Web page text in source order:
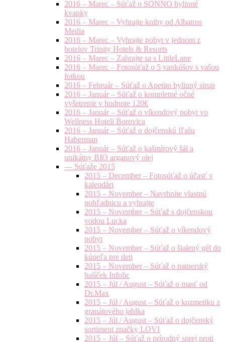
2016 – Marec – Súťaž o SONNO bylinné
kvapky
2016 – Marec – Vyhrajte knihy od Albatros
Media
2016 – Marec – Vyhrajte pobyt v jednom z
hotelov Trinity Hotels & Resorts
2016 – Marec – Zahrajte sa s LittleLane
2016 – Marec – Fotosúťaž o 5 vankúšov s vašou
fotkou
2016 – Február – Súťaž o Apetito bylinný sirup
2016 – Január – Súťaž o kompletné očné
vyšetrenie v hodnote 120€
2016 – Január – Súťaž o víkendový pobyt vo
Wellness Hoteli Borovica
2016 – Január – Súťaž o dojčenskú fľašu
Haberman
2016 – Január – Súťaž o kašmírový šál a
unikátny BIO arganový olej
— Súťaže 2015
2015 – December – Fotosúťaž o účasť v
kalendári
2015 – November – Navrhnite vlastnú
pohľadnicu a vyhrajte
2015 – November – Súťaž s dojčenskou
vodou Lucka
2015 – November – Súťaž o víkendový
pobyt
2015 – November – Súťaž o šialený gél do
kúpeľa pre deti
2015 – November – Súťaž o patnerský
balíček Infolic
2015 – Júl / August – Súťaž o masť od
Dr.Max
2015 – Júl / August – Súťaž o kozmetiku z
granátového jablka
2015 – Júl / August – Súťaž o dojčenský
sortiment značky LOVI
2015 – Júl – Súťaž o prírodný sprej proti